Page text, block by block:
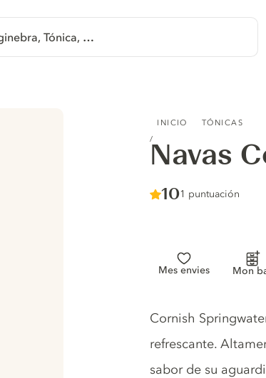
Tónica, …
INICIO TÓNICAS
Navas
Score :
10/ 10
1 puntuación
Mes envies Mon
Tonic description
Cornish
refrescante.
sabor de su